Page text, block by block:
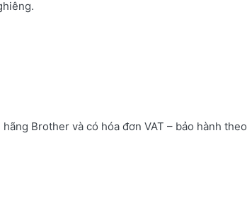
Brother và có hóa đơn VAT – bảo hành theo